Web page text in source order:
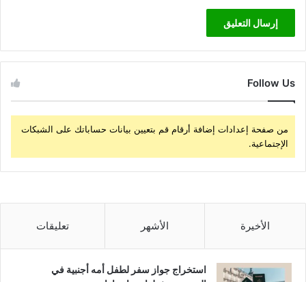
Follow Us
من صفحة إعدادات إضافة أرقام قم بتعيين بيانات حساباتك على الشبكات
الإجتماعية.
الأخيرة الأشهر تعليقات
استخراج جواز سفر لطفل أمه أجنبية في